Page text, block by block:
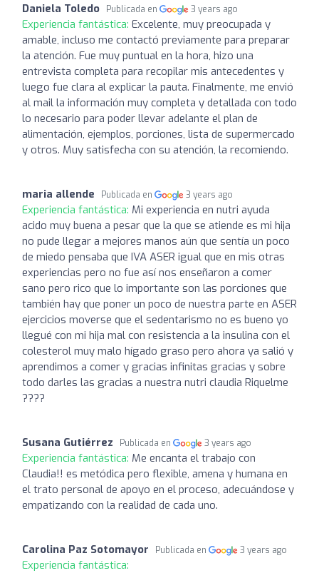
Daniela Toledo Publicada en 3 years ago
Experiencia fantástica: Excelente, muy preocupada y
amable, incluso me contactó previamente para preparar
la atención. Fue muy puntual en la hora, hizo una
entrevista completa para recopilar mis antecedentes y
luego fue clara al explicar la pauta. Finalmente, me envió
al mail la información muy completa y detallada con todo
lo necesario para poder llevar adelante el plan de
alimentación, ejemplos, porciones, lista de supermercado
y otros. Muy satisfecha con su atención, la recomiendo.
maria allende Publicada en 3 years ago
Experiencia fantástica: Mi experiencia en nutri ayuda
acido muy buena a pesar que la que se atiende es mi hija
no pude llegar a mejores manos aún que sentía un poco
de miedo pensaba que IVA ASER igual que en mis otras
experiencias pero no fue así nos enseñaron a comer
sano pero rico que lo importante son las porciones que
también hay que poner un poco de nuestra parte en ASER
ejercicios moverse que el sedentarismo no es bueno yo
llegué con mi hija mal con resistencia a la insulina con el
colesterol muy malo hígado graso pero ahora ya salió y
aprendimos a comer y gracias infinitas gracias y sobre
todo darles las gracias a nuestra nutri claudia Riquelme
????
Susana Gutiérrez Publicada en 3 years ago
Experiencia fantástica: Me encanta el trabajo con
Claudia!! es metódica pero flexible, amena y humana en
el trato personal de apoyo en el proceso, adecuándose y
empatizando con la realidad de cada uno.
Carolina Paz Sotomayor Publicada en 3 years ago
Experiencia fantástica: